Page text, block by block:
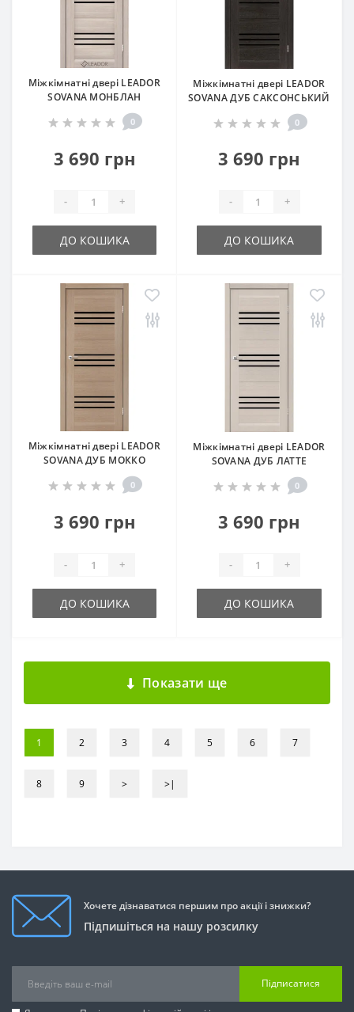
Міжкімнатні двері LEADOR
SOVANA МОНБЛАН
0
3 690 грн
- +
ДО КОШИКА
Міжкімнатні двері LEADOR
SOVANA ДУБ САКСОНСЬКИЙ
0
3 690 грн
- +
ДО КОШИКА
Міжкімнатні двері LEADOR
SOVANA ДУБ МОККО
0
3 690 грн
- +
ДО КОШИКА
Міжкімнатні двері LEADOR
SOVANA ДУБ ЛАТТЕ
0
3 690 грн
- +
ДО КОШИКА
Показати ще
1 2 3 4 5 6 7
8 9 > >|
Хочете дізнаватися першим про акції і знижки?
Підпишіться на нашу розсилку
Підписатися